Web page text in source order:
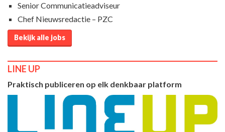
Senior Communicatieadviseur
Chef Nieuwsredactie – PZC
Bekijk alle jobs
LINE UP
Praktisch publiceren op elk denkbaar platform